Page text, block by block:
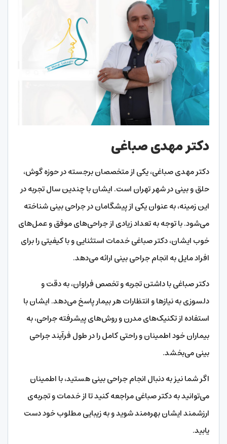
دکتر مهدی صباغی
دکتر مهدی صباغی، یکی از متخصصان برجسته در حوزه گوش،
حلق و بینی در شهر تهران است. ایشان با چندین سال تجربه در
این زمینه، به عنوان یکی از پیشگامان در جراحی بینی شناخته
می‌شود. با توجه به تعداد زیادی از جراحی‌های موفق و عمل‌های
خوب ایشان، دکتر صباغی خدمات استثنایی و با کیفیتی را برای
افراد مایل به انجام جراحی بینی ارائه می‌دهد.
دکتر صباغی با داشتن تجربه و تخصص فراوان، به دقت و
دلسوزی به نیازها و انتظارات هر بیمار پاسخ می‌دهد. ایشان با
استفاده از تکنیک‌های مدرن و روش‌های پیشرفته جراحی، به
بیماران خود اطمینان و راحتی کامل را در طول فرآیند جراحی
بینی می‌بخشد.
اگر شما نیز به دنبال انجام جراحی بینی هستید، با اطمینان
می‌توانید به دکتر صباغی مراجعه کنید تا از خدمات و تجربه‌ی
ارزشمند ایشان بهره‌مند شوید و به زیبایی مطلوب خود دست
یابید.